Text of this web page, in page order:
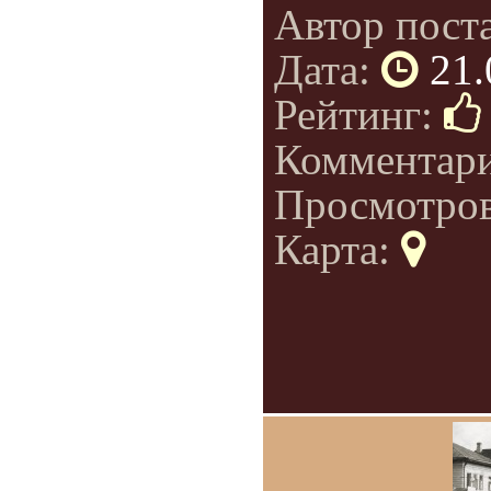
Автор
Дата:
Рейтинг:
Карта: